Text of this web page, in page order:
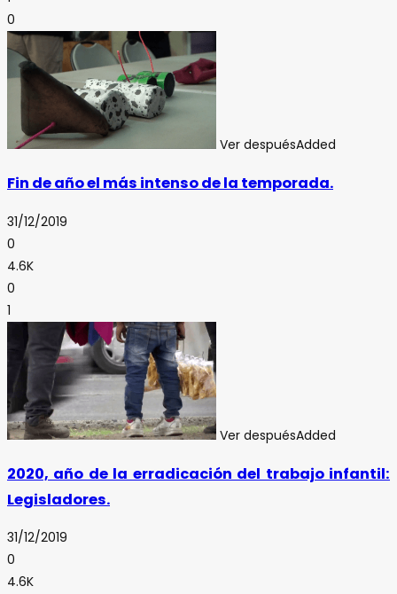
0
Ver despuésAdded
Fin de año el más intenso de la temporada.
31/12/2019
0
4.6K
0
1
Ver despuésAdded
2020, año de la erradicación del trabajo infantil:
Legisladores.
31/12/2019
0
4.6K